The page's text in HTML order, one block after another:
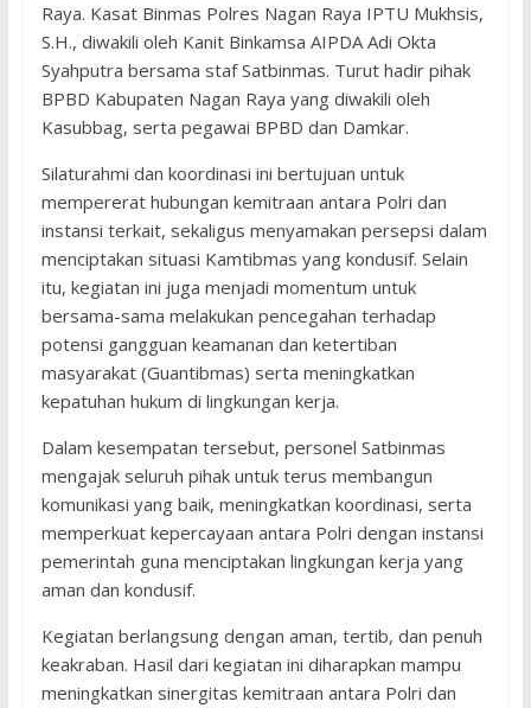
Raya. Kasat Binmas Polres Nagan Raya IPTU Mukhsis,
S.H., diwakili oleh Kanit Binkamsa AIPDA Adi Okta
Syahputra bersama staf Satbinmas. Turut hadir pihak
BPBD Kabupaten Nagan Raya yang diwakili oleh
Kasubbag, serta pegawai BPBD dan Damkar.
Silaturahmi dan koordinasi ini bertujuan untuk
mempererat hubungan kemitraan antara Polri dan
instansi terkait, sekaligus menyamakan persepsi dalam
menciptakan situasi Kamtibmas yang kondusif. Selain
itu, kegiatan ini juga menjadi momentum untuk
bersama-sama melakukan pencegahan terhadap
potensi gangguan keamanan dan ketertiban
masyarakat (Guantibmas) serta meningkatkan
kepatuhan hukum di lingkungan kerja.
Dalam kesempatan tersebut, personel Satbinmas
mengajak seluruh pihak untuk terus membangun
komunikasi yang baik, meningkatkan koordinasi, serta
memperkuat kepercayaan antara Polri dengan instansi
pemerintah guna menciptakan lingkungan kerja yang
aman dan kondusif.
Kegiatan berlangsung dengan aman, tertib, dan penuh
keakraban. Hasil dari kegiatan ini diharapkan mampu
meningkatkan sinergitas kemitraan antara Polri dan